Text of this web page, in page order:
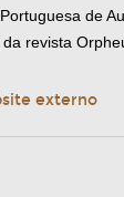
de
revista
externo